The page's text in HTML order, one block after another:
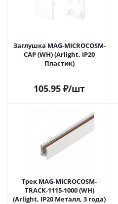
Заглушка MAG-MICROCOSM-
CAP (WH) (Arlight, IP20
Пластик)
105.95 ₽/шт
Трек MAG-MICROCOSM-
TRACK-1115-1000 (WH)
(Arlight, IP20 Металл, 3 года)